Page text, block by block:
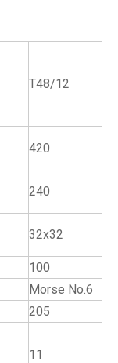
T48/12
420
240
32x32
100
Morse No.6
205
11